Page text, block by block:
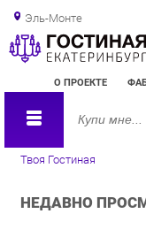
Эль-Монте
О ПРОЕКТЕ
Твоя Гостиная
НЕДАВНО